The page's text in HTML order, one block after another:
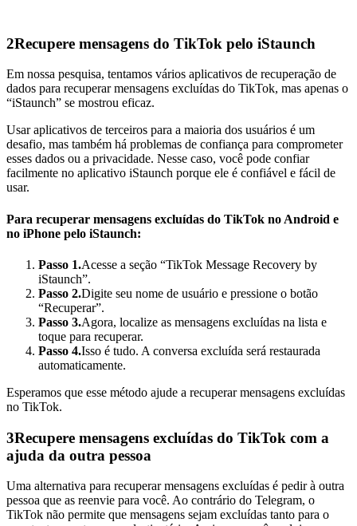
2Recupere mensagens do TikTok pelo iStaunch
Em nossa pesquisa, tentamos vários aplicativos de recuperação de
dados para recuperar mensagens excluídas do TikTok, mas apenas o
“iStaunch” se mostrou eficaz.
Usar aplicativos de terceiros para a maioria dos usuários é um
desafio, mas também há problemas de confiança para comprometer
esses dados ou a privacidade. Nesse caso, você pode confiar
facilmente no aplicativo iStaunch porque ele é confiável e fácil de
usar.
Para recuperar mensagens excluídas do TikTok no Android e
no iPhone pelo iStaunch:
Passo 1.Acesse a seção “TikTok Message Recovery by
iStaunch”.
Passo 2.Digite seu nome de usuário e pressione o botão
“Recuperar”.
Passo 3.Agora, localize as mensagens excluídas na lista e
toque para recuperar.
Passo 4.Isso é tudo. A conversa excluída será restaurada
automaticamente.
Esperamos que esse método ajude a recuperar mensagens excluídas
no TikTok.
3Recupere mensagens excluídas do TikTok com a
ajuda da outra pessoa
Uma alternativa para recuperar mensagens excluídas é pedir à outra
pessoa que as reenvie para você. Ao contrário do Telegram, o
TikTok não permite que mensagens sejam excluídas tanto para o